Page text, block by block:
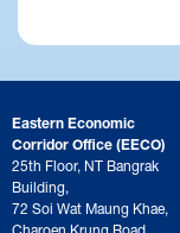
Eastern Economic
Corridor Office (EECO)
25th Floor, NT Bangrak
Building,
72 Soi Wat Maung Khae,